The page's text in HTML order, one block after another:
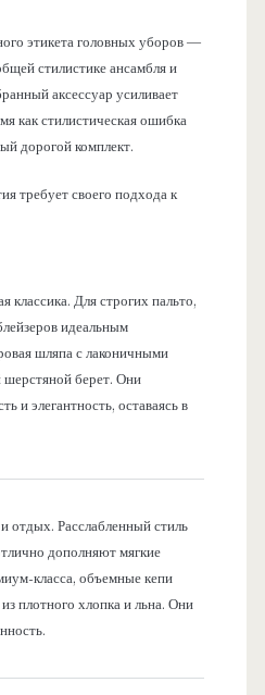
этикета головных уборов —
стилистике ансамбля и
аксессуар усиливает
как стилистическая ошибка
дорогой комплект.
требует своего подхода к
классика. Для строгих пальто,
идеальным
шляпа с лаконичными
берет. Они
и элегантность, оставаясь в
отдых. Расслабленный стиль
дополняют мягкие
класса, объемные кепи
плотного хлопка и льна. Они